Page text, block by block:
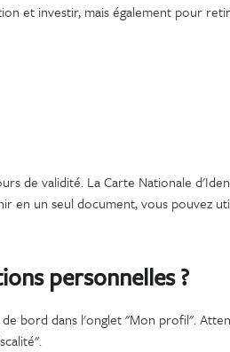
et investir, mais également pour
de validité. La Carte Nationale
en un seul document, vous pouvez
personnelles ?
bord dans l'onglet "Mon profil".